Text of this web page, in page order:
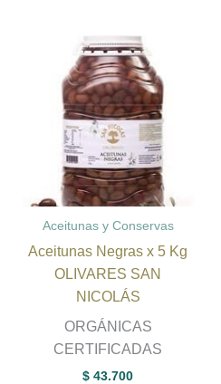
Aceitunas y Conservas
Aceitunas Negras x 5 Kg
OLIVARES SAN
NICOLÁS
ORGÁNICAS
CERTIFICADAS
$ 43.700